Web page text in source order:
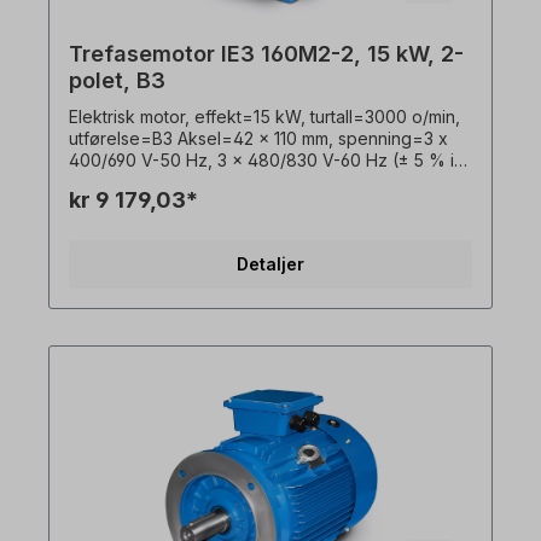
uforpliktende eksempler! Med forbehold om
Trefasemotor IE3 160M2-2, 15 kW, 2-
polet, B3
Elektrisk motor, effekt=15 kW, turtall=3000 o/min,
utførelse=B3 Aksel=42 x 110 mm, spenning=3 x
400/690 V-50 Hz, 3 x 480/830 V-60 Hz (± 5 % i
Virkningsgradsklasse=IE3, virkningsgrad=91,9 %,
PTC-termistorer, Driftsmodus=S1- 100 % ED,
støpejern, isolasjonsklasse=F (155 °C),
clutchdrift. For remdrift anbefaler vi forsterkede
sylindriske rullelagre Elektromotoren er egnet for
bruk med frekvensomformere og for begge
rotasjonsretninger. I henhold til VDE 0105 og IEC
364 må alt arbeid på den elektriske drivenheten
kun utføres av kvalifisert personell. For
modifikasjoner eller spesialutførelser, vennligst
kr 9 179,03*
Detaljer